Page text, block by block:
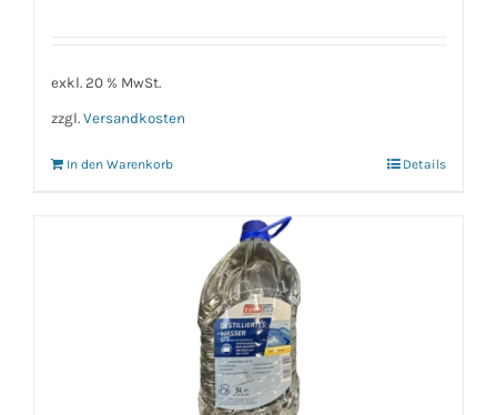
exkl. 20 % MwSt.
zzgl. Versandkosten
In den Warenkorb Details